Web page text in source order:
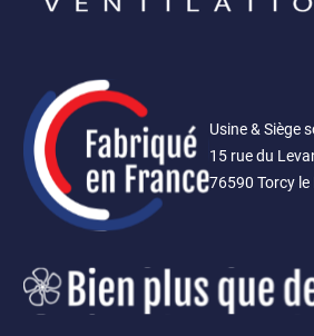
Usine & Siège
15 rue du
76590 Torcy le